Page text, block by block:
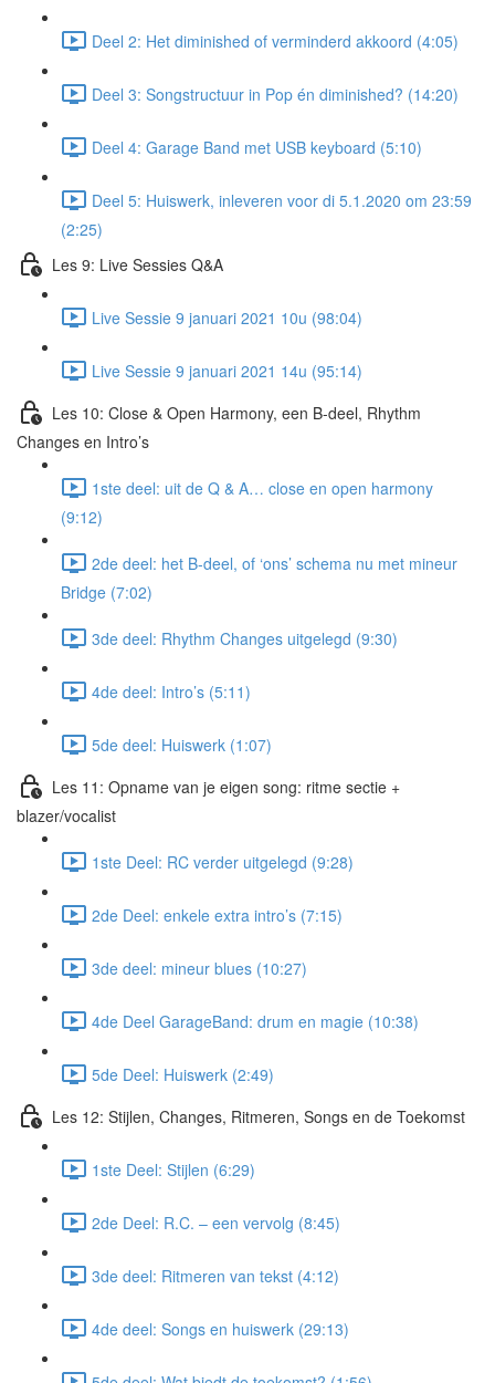
Deel 2: Het diminished of verminderd akkoord (4:05)
Deel 3: Songstructuur in Pop én diminished? (14:20)
Deel 4: Garage Band met USB keyboard (5:10)
Deel 5: Huiswerk, inleveren voor di 5.1.2020 om 23:59
(2:25)
Les 9: Live Sessies Q&A
Live Sessie 9 januari 2021 10u (98:04)
Live Sessie 9 januari 2021 14u (95:14)
Les 10: Close & Open Harmony, een B-deel, Rhythm
Changes en Intro’s
1ste deel: uit de Q & A… close en open harmony
(9:12)
2de deel: het B-deel, of ‘ons’ schema nu met mineur
Bridge (7:02)
3de deel: Rhythm Changes uitgelegd (9:30)
4de deel: Intro’s (5:11)
5de deel: Huiswerk (1:07)
Les 11: Opname van je eigen song: ritme sectie +
blazer/vocalist
1ste Deel: RC verder uitgelegd (9:28)
2de Deel: enkele extra intro’s (7:15)
3de deel: mineur blues (10:27)
4de Deel GarageBand: drum en magie (10:38)
5de Deel: Huiswerk (2:49)
Les 12: Stijlen, Changes, Ritmeren, Songs en de Toekomst
1ste Deel: Stijlen (6:29)
2de Deel: R.C. – een vervolg (8:45)
3de deel: Ritmeren van tekst (4:12)
4de deel: Songs en huiswerk (29:13)